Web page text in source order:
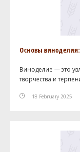
Основы
Виноделие — это
творчества и
18 February 2025